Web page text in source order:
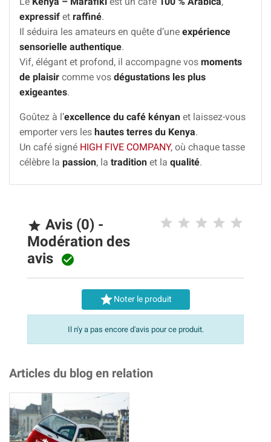
expressif et raffiné.
Il séduira les amateurs en quête d’une expérience
sensorielle authentique.
Vif, élégant et profond, il accompagne vos moments
de plaisir comme vos dégustations les plus
exigeantes.
Goûtez à l’excellence du café kényan et laissez-vous
emporter vers les hautes terres du Kenya.
Un café signé HIGH FIVE COMPANY, où chaque tasse
célèbre la passion, la tradition et la qualité.
 Avis (0) -
Modération des
avis 
Noter le produit
Il n'y a pas encore d'avis pour ce produit.
Articles du blog en relation